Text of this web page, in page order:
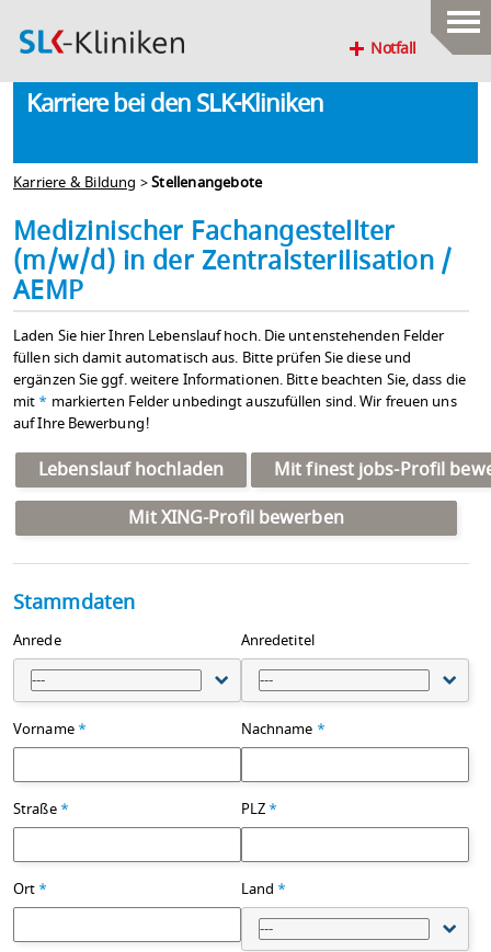
Notfall
Karriere bei den SLK-Kliniken
Karriere & Bildung >Stellenangebote
Medizinischer Fachangestellter
(m/w/d) in der Zentralsterilisation /
AEMP
Laden Sie hier Ihren Lebenslauf hoch. Die untenstehenden Felder
füllen sich damit automatisch aus. Bitte prüfen Sie diese und
ergänzen Sie ggf. weitere Informationen. Bitte beachten Sie, dass die
mit * markierten Felder unbedingt auszufüllen sind. Wir freuen uns
auf Ihre Bewerbung!
Lebenslauf hochladen
Mit finest jobs-Profil
Mit XING-Profil bewerben
Stammdaten
Anrede
---
Anredetitel
---
Vorname * Nachname *
Straße * PLZ *
Ort * Land *
---